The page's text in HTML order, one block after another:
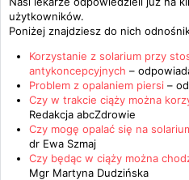
użytkowników.
Poniżej znajdziesz do nich
Korzystanie z solarium przy
antykoncepcyjnych –
Problem z opalaniem piersi –
Czy w trakcie ciąży można
Redakcja abcZdrowie
Czy mogę opalać się na
dr Ewa Szmaj
Czy będąc w ciąży można
Mgr Martyna Dudzińska